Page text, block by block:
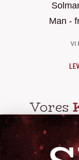
Man -
Vi
Vores